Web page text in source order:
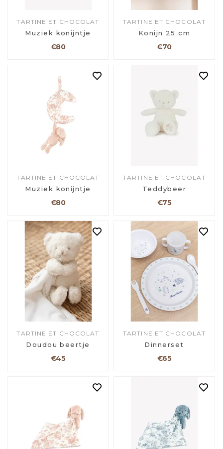
TARTINE ET CHOCOLAT
Muziek konijntje
€80
TARTINE ET CHOCOLAT
Konijn 25 cm
€70
TARTINE ET CHOCOLAT
Muziek konijntje
€80
TARTINE ET CHOCOLAT
Teddybeer
€75
TARTINE ET CHOCOLAT
Doudou beertje
€45
TARTINE ET CHOCOLAT
Dinnerset
€65